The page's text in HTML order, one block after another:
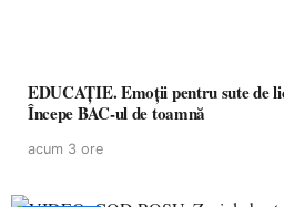
EDUCAȚIE. Emoții pentru sute de
Începe BAC-ul de toamnă
acum 3 ore